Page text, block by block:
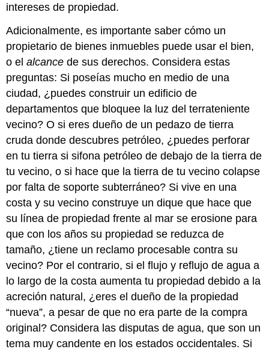
intereses de propiedad.
Adicionalmente, es importante saber cómo un
propietario de bienes inmuebles puede usar el bien,
o elalcance de sus derechos. Considera estas
preguntas: Si poseías mucho en medio de una
ciudad, ¿puedes construir un edificio de
departamentos que bloquee la luz del terrateniente
vecino? O si eres dueño de un pedazo de tierra
cruda donde descubres petróleo, ¿puedes perforar
en tu tierra si sifona petróleo de debajo de la tierra de
tu vecino, o si hace que la tierra de tu vecino colapse
por falta de soporte subterráneo? Si vive en una
costa y su vecino construye un dique que hace que
su línea de propiedad frente al mar se erosione para
que con los años su propiedad se reduzca de
tamaño, ¿tiene un reclamo procesable contra su
vecino? Por el contrario, si el flujo y reflujo de agua a
lo largo de la costa aumenta tu propiedad debido a la
acreción natural, ¿eres el dueño de la propiedad
“nueva”, a pesar de que no era parte de la compra
original? Considera las disputas de agua, que son un
tema muy candente en los estados occidentales. Si